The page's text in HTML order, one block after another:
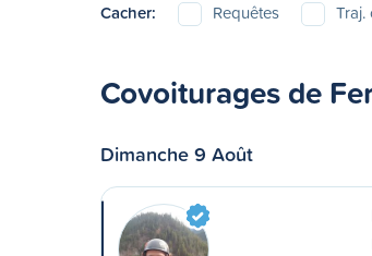
Cacher: Requêtes Traj.
Covoiturages de
Dimanche 9 Août